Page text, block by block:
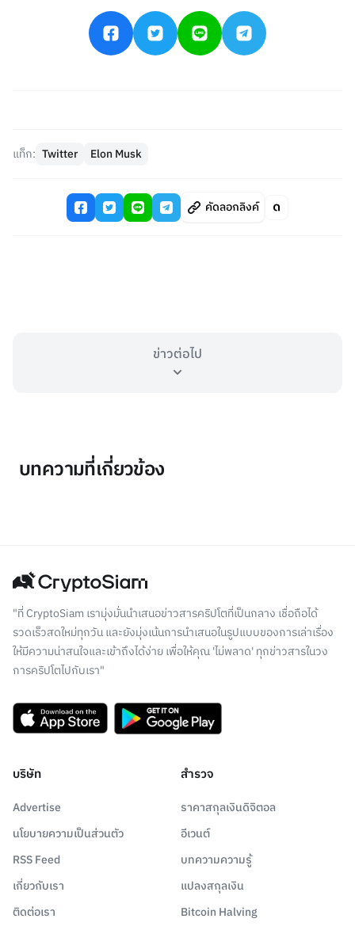
แท็ก: Twitter Elon Musk
คัดลอกลิงค์
ข่าวต่อไป
บทความที่เกี่ยวข้อง
"ที่ CryptoSiam เรามุ่งมั่นนำเสนอข่าวสารคริปโตที่เป็นกลาง เชื่อถือได้
รวดเร็วสดใหม่ทุกวัน และยังมุ่งเน้นการนำเสนอในรูปแบบของการเล่าเรื่อง
ให้มีความน่าสนใจและเข้าถึงได้ง่าย เพื่อให้คุณ 'ไม่พลาด' ทุกข่าวสารในวง
การคริปโตไปกับเรา"
บริษัท
Advertise
นโยบายความเป็นส่วนตัว
RSS Feed
เกี่ยวกับเรา
ติดต่อเรา
สำรวจ
ราคาสกุลเงินดิจิตอล
อีเวนต์
บทความความรู้
แปลงสกุลเงิน
Bitcoin Halving